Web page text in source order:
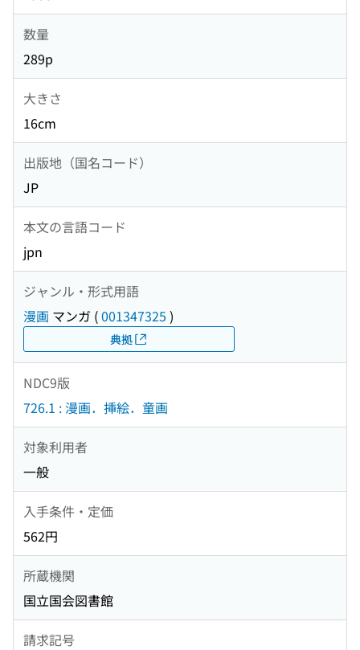
数量
289p
大きさ
16cm
出版地（国名コード）
JP
本文の言語コード
jpn
ジャンル・形式用語
漫画 マンガ (001347325 )
典拠
NDC9版
726.1 : 漫画．挿絵．童画
対象利用者
一般
入手条件・定価
562円
所蔵機関
国立国会図書館
請求記号